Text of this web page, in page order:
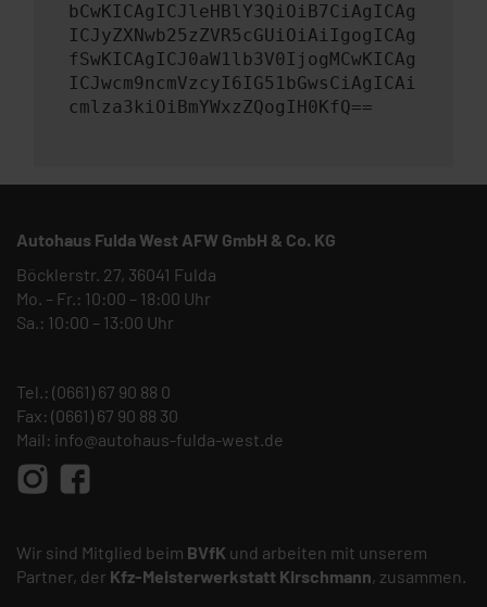
bCwKICAgICJleHBlY3QiOiB7CiAgICAg
ICJyZXNwb25zZVR5cGUiOiAiIgogICAg
fSwKICAgICJ0aW1lb3V0IjogMCwKICAg
ICJwcm9ncmVzcyI6IG51bGwsCiAgICAi
cmlza3kiOiBmYWxzZQogIH0KfQ==
Autohaus Fulda West AFW GmbH & Co. KG
Böcklerstr. 27, 36041 Fulda
Mo. – Fr.: 10:00 – 18:00 Uhr
Sa.: 10:00 – 13:00 Uhr
Tel.: (0661) 67 90 88 0
Fax: (0661) 67 90 88 30
Mail: info@autohaus-fulda-west.de
Wir sind Mitglied beim BVfK und arbeiten mit unserem
Partner, der Kfz-Meisterwerkstatt Kirschmann, zusammen.